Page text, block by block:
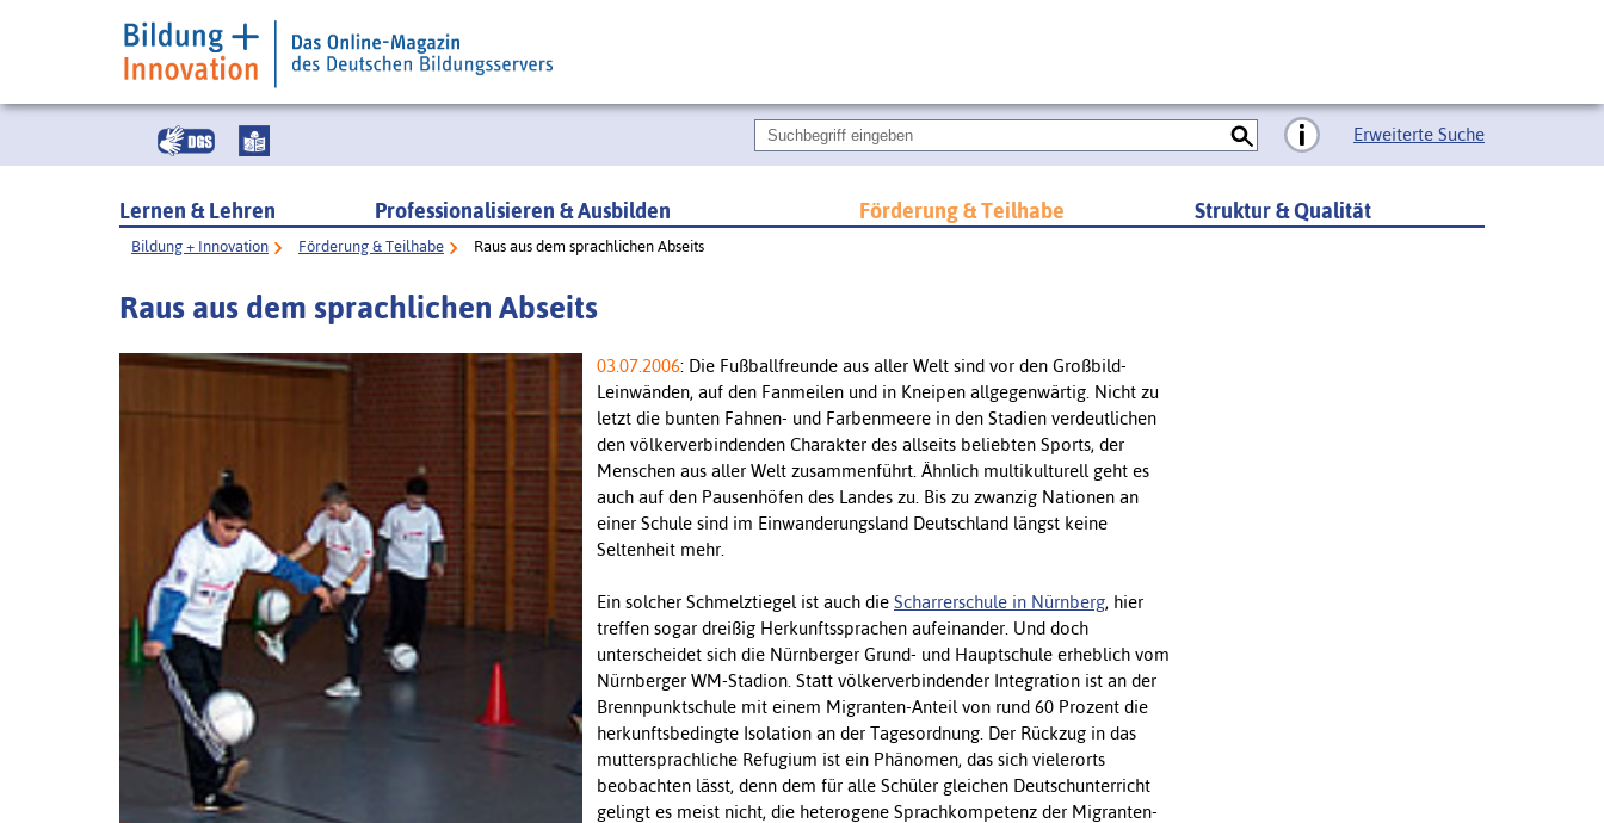
Erweiterte Suche
Lernen & Lehren Professionalisieren & Ausbilden Förderung & Teilhabe Struktur & Qualität
Bildung + Innovation Förderung & Teilhabe Raus aus dem sprachlichen Abseits
Raus aus dem sprachlichen Abseits
03.07.2006: Die Fußballfreunde aus aller Welt sind vor den Großbild-
Leinwänden, auf den Fanmeilen und in Kneipen allgegenwärtig. Nicht zu
letzt die bunten Fahnen- und Farbenmeere in den Stadien verdeutlichen
den völkerverbindenden Charakter des allseits beliebten Sports, der
Menschen aus aller Welt zusammenführt. Ähnlich multikulturell geht es
auch auf den Pausenhöfen des Landes zu. Bis zu zwanzig Nationen an
einer Schule sind im Einwanderungsland Deutschland längst keine
Seltenheit mehr.
Ein solcher Schmelztiegel ist auch die Scharrerschule in Nürnberg, hier
treffen sogar dreißig Herkunftssprachen aufeinander. Und doch
unterscheidet sich die Nürnberger Grund- und Hauptschule erheblich vom
Nürnberger WM-Stadion. Statt völkerverbindender Integration ist an der
Brennpunktschule mit einem Migranten-Anteil von rund 60 Prozent die
herkunftsbedingte Isolation an der Tagesordnung. Der Rückzug in das
muttersprachliche Refugium ist ein Phänomen, das sich vielerorts
beobachten lässt, denn dem für alle Schüler gleichen Deutschunterricht
gelingt es meist nicht, die heterogene Sprachkompetenz der Migranten-